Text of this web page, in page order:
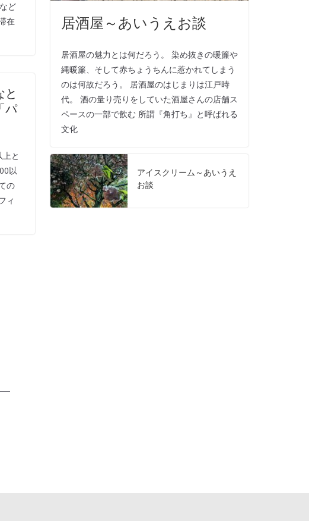
ど
在
と
パ
と
以
の
ィ
居酒屋～あいうえお談
居酒屋の魅力とは何だろう。 染め抜きの暖簾や
縄暖簾、そして赤ちょうちんに惹かれてしまう
のは何故だろう。 居酒屋のはじまりは江戸時
代。 酒の量り売りをしていた酒屋さんの店舗ス
ペースの一部で飲む 所謂『角打ち』と呼ばれる
文化
アイスクリーム～あいうえ
お談